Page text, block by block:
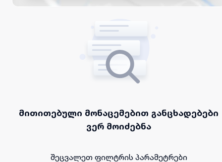
მითითებული მონაცემებით განცხადებები
ვერ მოიძებნა
შეცვალეთ ფილტრის პარამეტრები